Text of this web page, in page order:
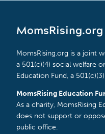
MomsRising.org
MomsRising.org is a joint
a 501(c)(4) social welfare
Education Fund, a
MomsRising Education
As a charity, MomsRising
does not support or
public office.